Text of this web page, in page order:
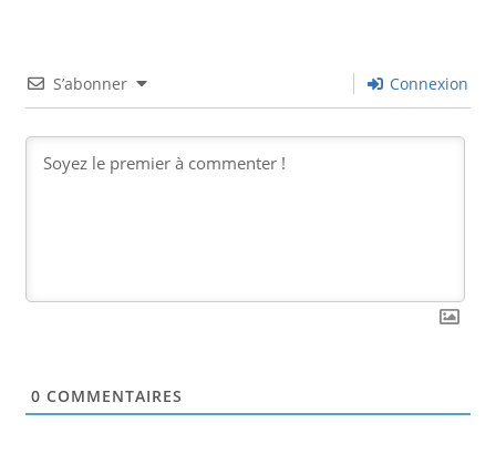
S’abonner Connexion
0 COMMENTAIRES